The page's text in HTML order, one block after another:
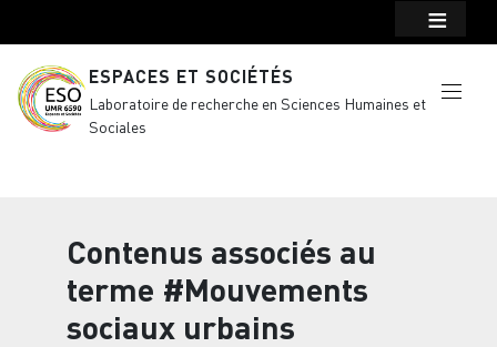
ESPACES ET SOCIÉTÉS
Laboratoire de recherche en Sciences Humaines et
Sociales
Contenus associés au
terme #Mouvements
sociaux urbains